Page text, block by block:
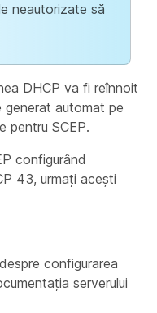
neautorizate să
DHCP va fi reînnoit
generat automat pe
pentru SCEP.
configurând
43, urmați acești
configurarea
serverului